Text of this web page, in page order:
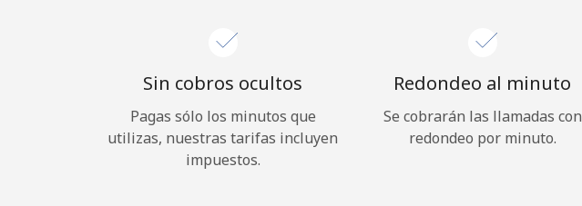
Sin cobros ocultos
Pagas sólo los minutos que
utilizas, nuestras tarifas incluyen
impuestos.
Redondeo al minuto
Se cobrarán las llamadas con
redondeo por minuto.